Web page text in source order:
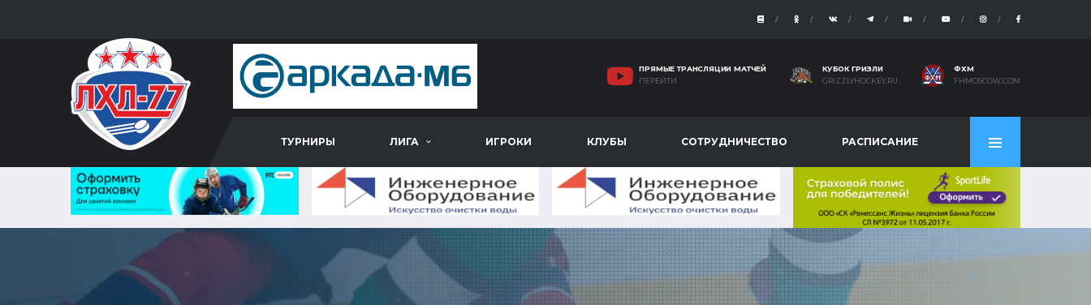
ПРЯМЫЕ ТРАНСЛЯЦИИ МАТЧЕЙ
ПЕРЕЙТИ
КУБОК ГРИЗЛИ
GRIZZLYHOCKEY.RU
ФХМ
FHMOSCOW.COM
ТУРНИРЫ ЛИГА ИГРОКИ КЛУБЫ СОТРУДНИЧЕСТВО РАСПИСАНИЕ